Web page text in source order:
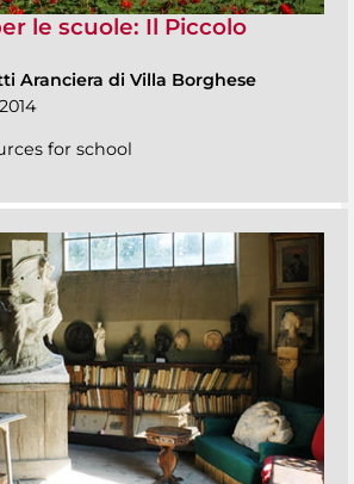
le scuole: Il Piccolo
Aranciera di Villa Borghese
for school